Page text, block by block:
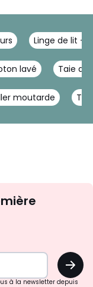
Linge de lit -
lavé Taie
moutarde
OK
à la newsletter depuis